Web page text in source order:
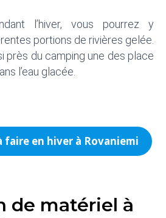
l’hiver, vous pourrez y
portions de rivières gelée.
près du camping une des place
l’eau glacée.
faire en hiver à Rovaniemi
de matériel à